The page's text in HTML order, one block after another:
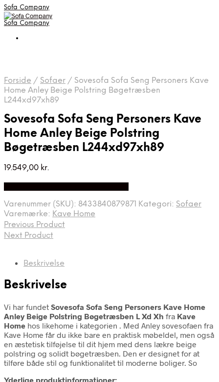
Sofa Company
Sofa Company
Forside / Sofaer / Sovesofa Sofa Seng Personers Kave
Home Anley Beige Polstring Bøgetræsben
L244xd97xh89
Sovesofa Sofa Seng Personers Kave
Home Anley Beige Polstring
Bøgetræsben L244xd97xh89
19.549,00 kr.
Varenummer (SKU): 8433840879871 Kategori: Sofaer
Varemærke: Kave Home
Previous Product
Next Product
Beskrivelse
Beskrivelse
Vi har fundet Sovesofa Sofa Seng Personers Kave Home
Anley Beige Polstring Bøgetræsben L Xd Xh fra Kave
Home hos likehome i kategorien . Med Anley sovesofaen fra
Kave Home får du ikke bare en praktisk møbeldel, men også
en æstetisk tilføjelse til dit hjem med dens lækre beige
polstring og solidt bøgetræsben. Den er designet for at
tilføre både stil og funktionalitet til moderne boliger. So
Yderlige produktinformationer: